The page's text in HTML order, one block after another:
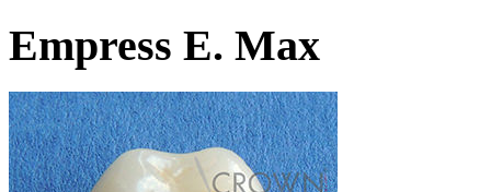
Empress E. Max